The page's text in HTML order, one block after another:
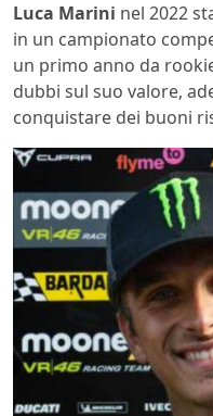
Luca Marini nel 2022
in un campionato
un primo anno da
dubbi sul suo valore,
conquistare dei buoni